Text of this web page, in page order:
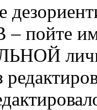
пойте